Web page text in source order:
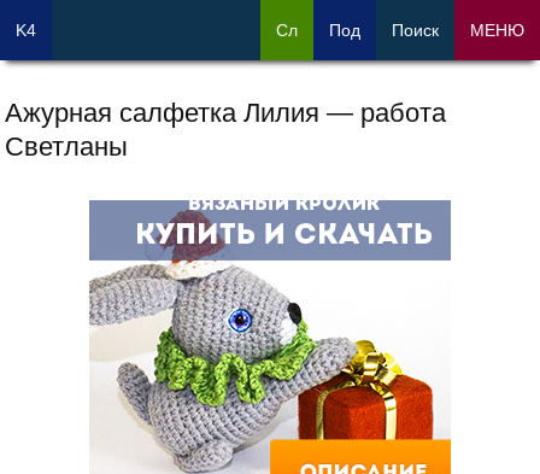
Ажурная салфетка Лилия — работа
Светланы
K4 Сл Под Поиск МЕНЮ